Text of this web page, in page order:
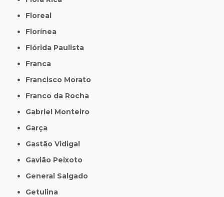
Floreal
Florínea
Flórida Paulista
Franca
Francisco Morato
Franco da Rocha
Gabriel Monteiro
Garça
Gastão Vidigal
Gavião Peixoto
General Salgado
Getulina